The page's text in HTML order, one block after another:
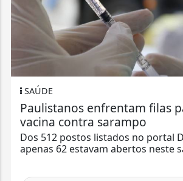
SAÚDE
Paulistanos enfrentam filas
vacina contra sarampo
Dos 512 postos listados no portal
apenas 62 estavam abertos neste